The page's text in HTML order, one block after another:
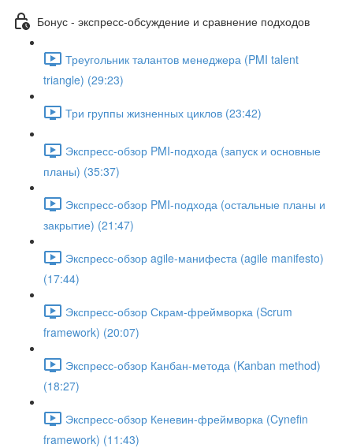
Бонус - экспресс-обсуждение и сравнение подходов
Треугольник талантов менеджера (PMI talent
triangle) (29:23)
Три группы жизненных циклов (23:42)
Экспресс-обзор PMI-подхода (запуск и основные
планы) (35:37)
Экспресс-обзор PMI-подхода (остальные планы и
закрытие) (21:47)
Экспресс-обзор agile-манифеста (agile manifesto)
(17:44)
Экспресс-обзор Скрам-фреймворка (Scrum
framework) (20:07)
Экспресс-обзор Канбан-метода (Kanban method)
(18:27)
Экспресс-обзор Кеневин-фреймворка (Cynefin
framework) (11:43)